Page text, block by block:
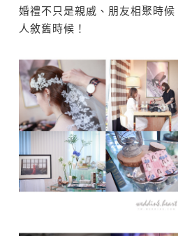
婚禮不只是親戚、朋友相聚時
人敘舊時候！